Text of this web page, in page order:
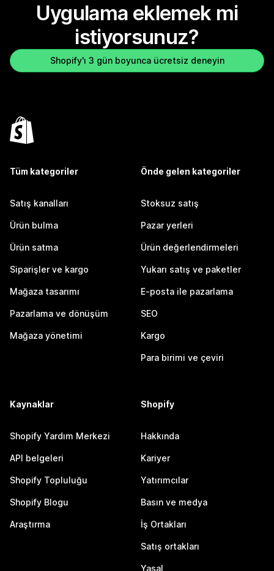
Uygulama eklemek mi
istiyorsunuz?
Shopify'ı 3 gün boyunca ücretsiz deneyin
Tüm kategoriler
Satış kanalları
Ürün bulma
Ürün satma
Siparişler ve kargo
Mağaza tasarımı
Pazarlama ve dönüşüm
Mağaza yönetimi
Önde gelen kategoriler
Stoksuz satış
Pazar yerleri
Ürün değerlendirmeleri
Yukarı satış ve paketler
E-posta ile pazarlama
SEO
Kargo
Para birimi ve çeviri
Kaynaklar
Shopify Yardım Merkezi
API belgeleri
Shopify Topluluğu
Shopify Blogu
Araştırma
Shopify
Hakkında
Kariyer
Yatırımcılar
Basın ve medya
İş Ortakları
Satış ortakları
Yasal